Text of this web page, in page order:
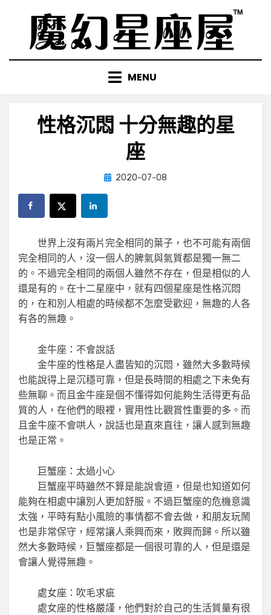
content
MENU
性格沉悶 十分無趣的星
座
by小編
Posted
2020-07-08
世界上沒有兩片完全相同的葉子，也不可能有兩個
完全相同的人，沒一個人的脾氣與氣質都是獨一無二
的。不過完全相同的兩個人雖然不存在，但是相似的人
還是有的。在十二星座中，就有四個星座是性格沉悶
的，在和別人相處的時候都不怎麼受歡迎，無趣的人各
有各的無趣。
金牛座：不會說話
金牛座的性格是人盡皆知的沉悶，雖然大多數時候
也能說得上是沉穩可靠，但是長時間的相處之下未免有
些無聊。而且金牛座是個不懂得如何能夠生活得更有品
質的人，在他們的眼裡，實用性比觀賞性重要的多。而
且金牛座不會哄人，說話也是直來直往，讓人感到無趣
也是正常。
巨蟹座：太過小心
巨蟹座平時雖然不算是能說會道，但是也知道如何
能夠在相處中讓別人更加舒服。不過巨蟹座的危機意識
太強，平時有點小風險的事情都不會去做，和朋友玩鬧
也是非常保守，經常讓人乘興而來，敗興而歸。所以雖
然大多數時候，巨蟹座都是一個很可靠的人，但是還是
會讓人覺得無趣。
處女座：吹毛求疵
處女座的性格嚴謹，他們對於自己的生活質量有很